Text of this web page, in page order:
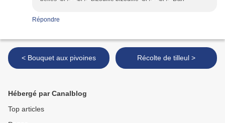
Répondre
< Bouquet aux pivoines Récolte de tilleul >
Hébergé par Canalblog
Top articles